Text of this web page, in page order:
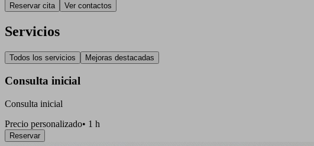
Reservar cita Ver contactos
Servicios
Todos los servicios Mejoras destacadas
Consulta inicial
Consulta inicial
Precio personalizado• 1 h
Reservar